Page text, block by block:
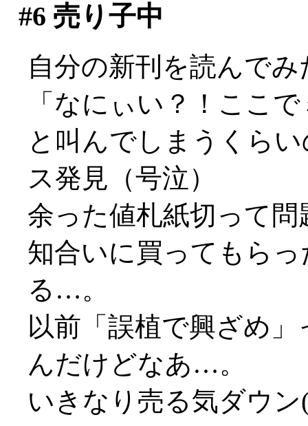
#6 売り子中
自分の新刊を読んで
「なにぃい？！ここ
と叫んでしまうくら
ス発見（号泣）
余った値札紙切って
知合いに買ってもら
る…。
以前「誤植で興ざめ
んだけどなあ…。
いきなり売る気ダウ